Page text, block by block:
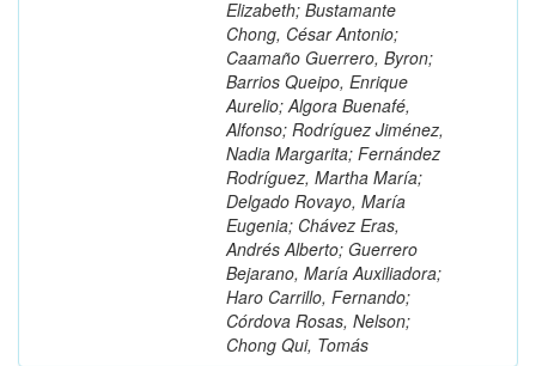
Elizabeth; Bustamante
Chong, César Antonio;
Caamaño Guerrero, Byron;
Barrios Queipo, Enrique
Aurelio; Algora Buenafé,
Alfonso; Rodríguez Jiménez,
Nadia Margarita; Fernández
Rodríguez, Martha María;
Delgado Rovayo, María
Eugenia; Chávez Eras,
Andrés Alberto; Guerrero
Bejarano, María Auxiliadora;
Haro Carrillo, Fernando;
Córdova Rosas, Nelson;
Chong Qui, Tomás